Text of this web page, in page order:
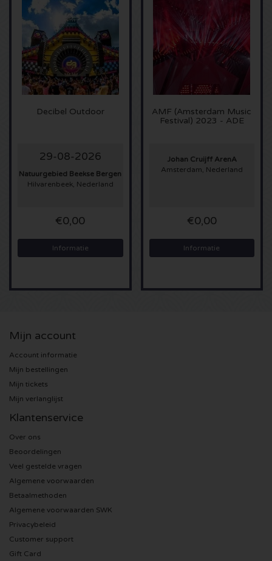
Rihanna kaartjes
Alicia Keys kaartjes
Beyonce kaartjes
Justin Timberlake kaartjes
Jonas Bothers kaarten
Drake kaartjes
Robbie Williams kaartjes
Bob Dylan kaartjes
Rod Stewart kaarten
Mark Knopfler kaartjes
Mariah Carey kaartjes
Decibel Outdoor
29-08-2026
Natuurgebied Beekse Bergen
Hilvarenbeek, Nederland
€0,00
Informatie
AMF (Amsterdam Music
Festival) 2023 - ADE
Johan Cruijff ArenA
Amsterdam, Nederland
€0,00
Informatie
Mijn account
Account informatie
Mijn bestellingen
Mijn tickets
Mijn verlanglijst
Klantenservice
Over ons
Beoordelingen
Veel gestelde vragen
Algemene voorwaarden
Betaalmethoden
Algemene voorwaarden SWK
Privacybeleid
Customer support
Gift Card